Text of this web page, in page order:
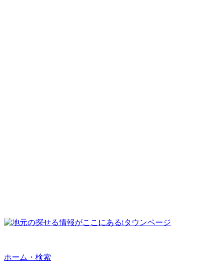
ホーム・検索